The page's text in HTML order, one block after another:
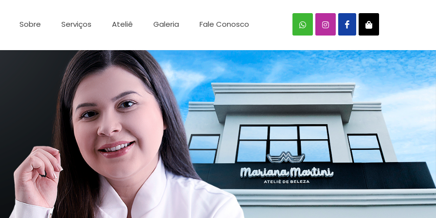
Sobre Serviços Ateliê Galeria Fale Conosco